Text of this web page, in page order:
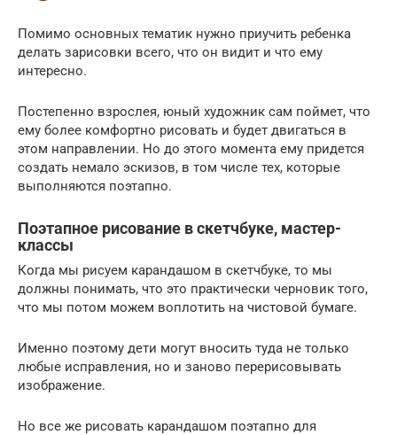
Помимо основных тематик нужно приучить ребенка
делать зарисовки всего, что он видит и что ему
интересно.
Постепенно взрослея, юный художник сам поймет, что
ему более комфортно рисовать и будет двигаться в
этом направлении. Но до этого момента ему придется
создать немало эскизов, в том числе тех, которые
выполняются поэтапно.
Поэтапное рисование в скетчбуке, мастер-
классы
Когда мы рисуем карандашом в скетчбуке, то мы
должны понимать, что это практически черновик того,
что мы потом можем воплотить на чистовой бумаге.
Именно поэтому дети могут вносить туда не только
любые исправления, но и заново перерисовывать
изображение.
Но все же рисовать карандашом поэтапно для